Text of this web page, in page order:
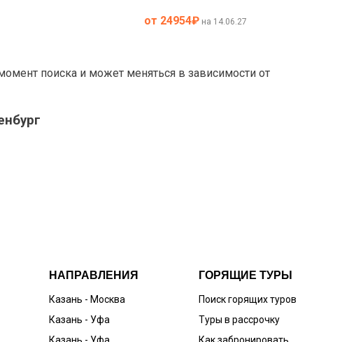
от 24954₽ на 14.06.27
поиска и может меняться в зависимости от
НАПРАВЛЕНИЯ
Казань - Москва
Казань - Уфа
ГОРЯЩИЕ ТУРЫ
Поиск горящих туров
Туры в рассрочку